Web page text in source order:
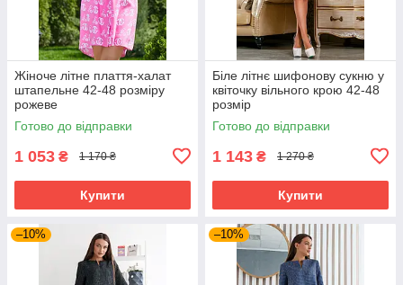
Жіноче літне плаття-халат
штапельне 42-48 розміру
рожеве
Готово до відправки
1 053 ₴ 1 170 ₴
Купити
Біле літнє шифонову сукню у
квіточку вільного крою 42-48
розмір
Готово до відправки
1 143 ₴ 1 270 ₴
Купити
–10% –10%